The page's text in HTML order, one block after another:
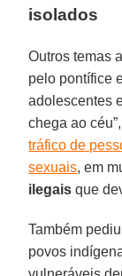
isolados
Outros temas
pelo pontífice
adolescentes
chega ao
tráfico de
sexuais, em
ilegais que
Também
povos